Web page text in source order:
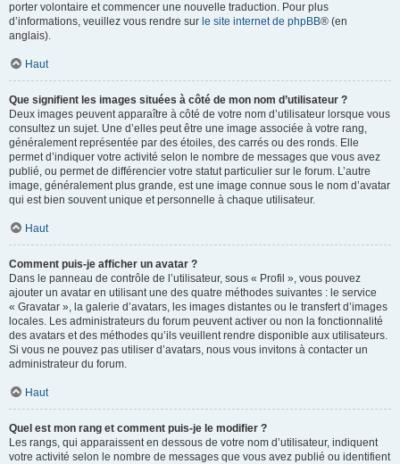
porter volontaire et commencer une nouvelle traduction. Pour plus
d’informations, veuillez vous rendre sur le site internet de phpBB® (en
anglais).
Haut
Que signifient les images situées à côté de mon nom d’utilisateur ?
Deux images peuvent apparaître à côté de votre nom d’utilisateur lorsque vous
consultez un sujet. Une d’elles peut être une image associée à votre rang,
généralement représentée par des étoiles, des carrés ou des ronds. Elle
permet d’indiquer votre activité selon le nombre de messages que vous avez
publié, ou permet de différencier votre statut particulier sur le forum. L’autre
image, généralement plus grande, est une image connue sous le nom d’avatar
qui est bien souvent unique et personnelle à chaque utilisateur.
Haut
Comment puis-je afficher un avatar ?
Dans le panneau de contrôle de l’utilisateur, sous « Profil », vous pouvez
ajouter un avatar en utilisant une des quatre méthodes suivantes : le service
« Gravatar », la galerie d’avatars, les images distantes ou le transfert d’images
locales. Les administrateurs du forum peuvent activer ou non la fonctionnalité
des avatars et des méthodes qu’ils veuillent rendre disponible aux utilisateurs.
Si vous ne pouvez pas utiliser d’avatars, nous vous invitons à contacter un
administrateur du forum.
Haut
Quel est mon rang et comment puis-je le modifier ?
Les rangs, qui apparaissent en dessous de votre nom d’utilisateur, indiquent
votre activité selon le nombre de messages que vous avez publié ou identifient